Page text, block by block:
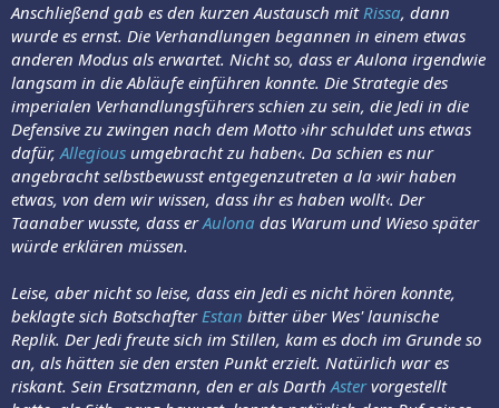
Anschließend gab es den kurzen Austausch mit Rissa, dann
wurde es ernst. Die Verhandlungen begannen in einem etwas
anderen Modus als erwartet. Nicht so, dass er Aulona irgendwie
langsam in die Abläufe einführen konnte. Die Strategie des
imperialen Verhandlungsführers schien zu sein, die Jedi in die
Defensive zu zwingen nach dem Motto ›ihr schuldet uns etwas
dafür, Allegious umgebracht zu haben‹. Da schien es nur
angebracht selbstbewusst entgegenzutreten a la ›wir haben
etwas, von dem wir wissen, dass ihr es haben wollt‹. Der
Taanaber wusste, dass erAulona das Warum und Wieso später
würde erklären müssen.
Leise, aber nicht so leise, dass ein Jedi es nicht hören konnte,
beklagte sich Botschafter Estan bitter über Wes' launische
Replik. Der Jedi freute sich im Stillen, kam es doch im Grunde so
an, als hätten sie den ersten Punkt erzielt. Natürlich war es
riskant. Sein Ersatzmann, den er als Darth Astervorgestellt